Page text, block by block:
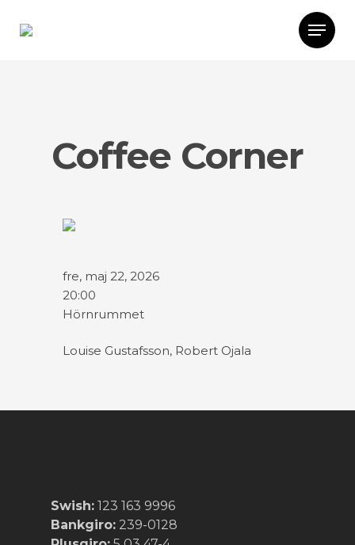
Coffee Corner
fre, maj 22, 2026
20:00
Hörnrummet
Louise Gustafsson, Robert Ojala
Swish: 123 163 9996
Bankgiro: 239-0128